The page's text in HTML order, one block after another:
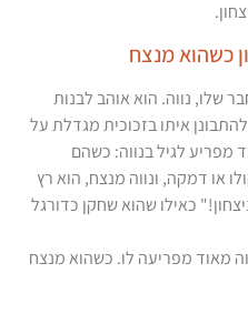
כשהוא מנצח
שלו, נווה. הוא אוהב לבנות
איתו בזכוכית מגדלת על
מפריע לגיל בנווה: כשהם
או דמקה, ונווה מנצח, הוא רץ
כאילו שהוא שחקן כדורגל
מאוד מפריעה לו. כשהוא מנצח